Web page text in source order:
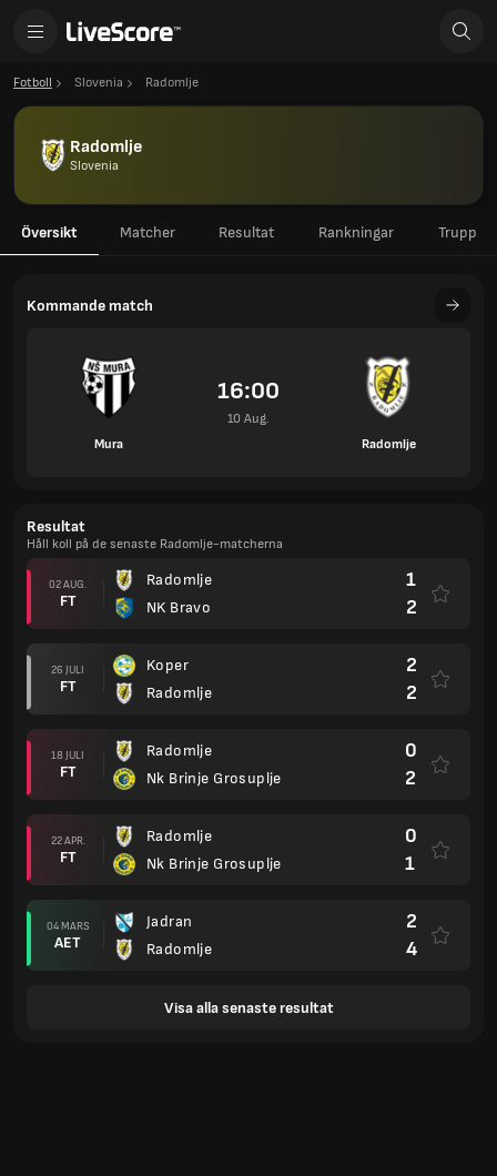
Fotboll Slovenia Radomlje
Radomlje
Slovenia
Översikt Matcher Resultat Rankningar Trupp
Kommande match
Mura
16:00
10 Aug.
Radomlje
Resultat
Håll koll på de senaste Radomlje-matcherna
02 AUG.
FT
Radomlje
NK Bravo
1
2
26 JULI
FT
Koper
Radomlje
2
2
18 JULI
FT
Radomlje
Nk Brinje Grosuplje
0
2
22 APR.
FT
Radomlje
Nk Brinje Grosuplje
0
1
04 MARS
AET
Jadran
Radomlje
2
4
Visa alla senaste resultat